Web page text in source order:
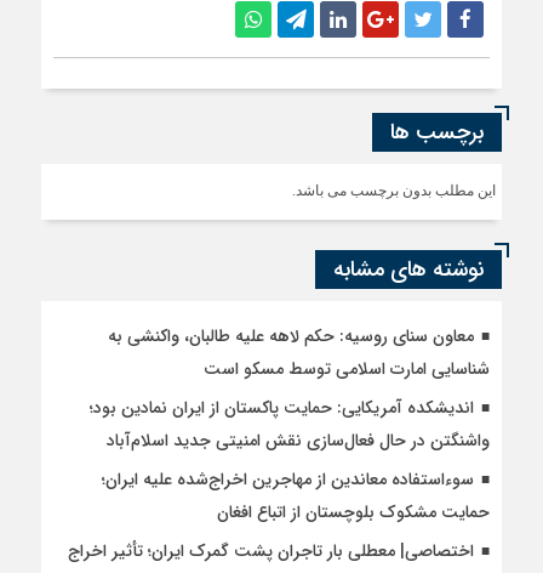
برچسب ها
این مطلب بدون برچسب می باشد.
نوشته های مشابه
معاون سنای روسیه: حکم لاهه علیه طالبان، واکنشی به
شناسایی امارت اسلامی توسط مسکو است
اندیشکده آمریکایی: حمایت پاکستان از ایران نمادین بود؛
واشنگتن در حال فعال‌سازی نقش امنیتی جدید اسلام‌آباد
سوءاستفاده معاندین از مهاجرین اخراج‌شده علیه ایران؛
حمایت مشکوک بلوچستان از اتباع افغان
اختصاصی| معطلی بار تاجران پشت گمرک ایران؛ تأثیر اخراج